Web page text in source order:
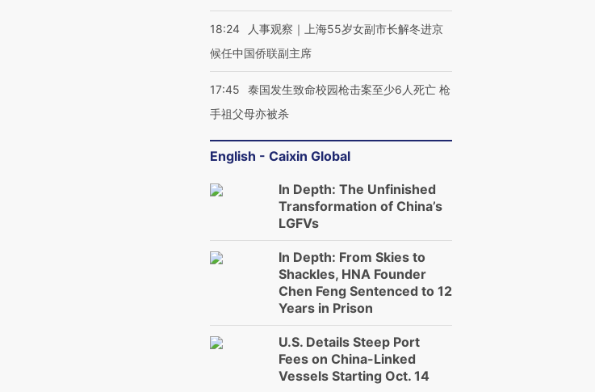
18:24
人事观察｜上海55岁女副市长解冬进京
候任中国侨联副主席
17:45
泰国发生致命校园枪击案至少6人死亡 枪
手祖父母亦被杀
English - Caixin Global
In Depth: The Unfinished
Transformation of China’s
LGFVs
In Depth: From Skies to
Shackles, HNA Founder
Chen Feng Sentenced to 12
Years in Prison
U.S. Details Steep Port
Fees on China-Linked
Vessels Starting Oct. 14